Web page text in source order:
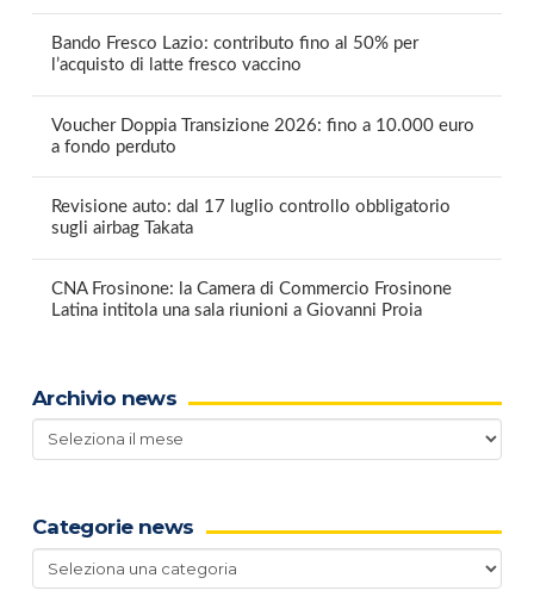
Bando Fresco Lazio: contributo fino al 50% per
l’acquisto di latte fresco vaccino
Voucher Doppia Transizione 2026: fino a 10.000 euro
a fondo perduto
Revisione auto: dal 17 luglio controllo obbligatorio
sugli airbag Takata
CNA Frosinone: la Camera di Commercio Frosinone
Latina intitola una sala riunioni a Giovanni Proia
Archivio news
Archivio
news
Categorie news
Categorie
news